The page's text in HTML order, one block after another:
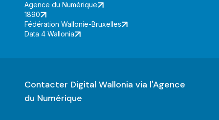
Agence du Numérique
1890
Fédération Wallonie-Bruxelles
Data 4 Wallonia
Contacter Digital Wallonia via l'Agence
du Numérique